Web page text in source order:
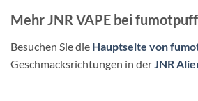
Mehr JNR VAPE bei
Besuchen Sie die Hauptseite von
Geschmacksrichtungen in derJNR